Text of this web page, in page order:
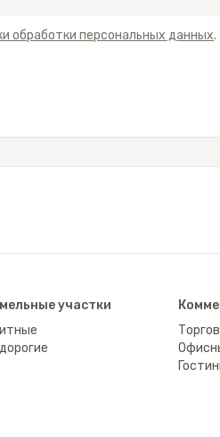
обработки персональных данных.
участки